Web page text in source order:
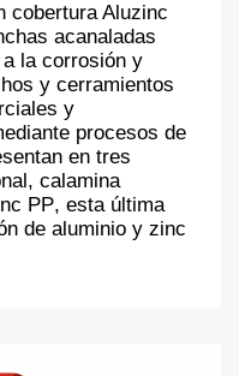
cobertura Aluzinc
acanaladas
la corrosión y
y cerramientos
y
procesos de
en tres
, calamina
PP, esta última
de aluminio y zinc